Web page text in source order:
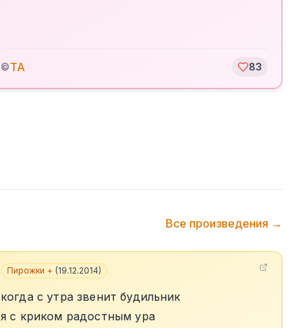
©TA 83
Все произведения →
Пирожки + (19.12.2014)
когда с утра звенит будильник
я с криком радостным ура